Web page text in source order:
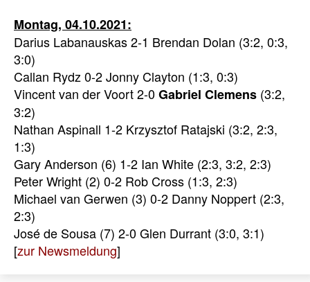
Montag, 04.10.2021:
Darius Labanauskas 2-1 Brendan Dolan (3:2, 0:3,
3:0)
Callan Rydz 0-2 Jonny Clayton (1:3, 0:3)
Vincent van der Voort 2-0Gabriel Clemens (3:2,
3:2)
Nathan Aspinall 1-2 Krzysztof Ratajski (3:2, 2:3,
1:3)
Gary Anderson (6) 1-2 Ian White (2:3, 3:2, 2:3)
Peter Wright (2) 0-2 Rob Cross (1:3, 2:3)
Michael van Gerwen (3) 0-2 Danny Noppert (2:3,
2:3)
José de Sousa (7) 2-0 Glen Durrant (3:0, 3:1)
[zur Newsmeldung]